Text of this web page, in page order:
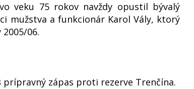
veku 75 rokov navždy opustil bývalý
mužstva a funkcionár Karol Vály, ktorý
06.
prípravný zápas proti rezerve Trenčína.